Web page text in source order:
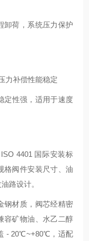
卸荷，系统压力保护
力补偿性能稳定
定性强，适用于速度
4401 国际安装标
格阀件安装尺寸、油
路设计。
钢材质，阀芯经精密
容矿物油、水乙二醇
- 20℃~+80℃，适配